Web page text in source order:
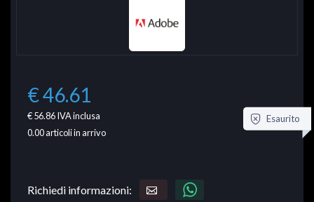
€ 46.61
€ 56.86IVA inclusa
0.00articoli in arrivo
Esaurito
Richiedi informazioni: